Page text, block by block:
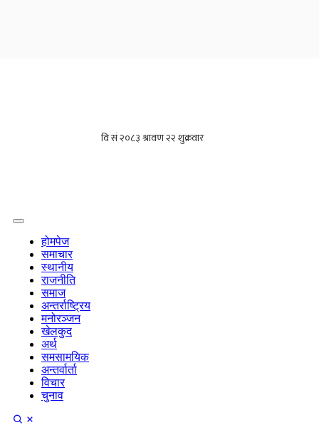
होमपेज
समाचार
स्थानीय
राजनीति
समाज
अन्तर्राष्ट्रिय
मनोरञ्जन
खेलकुद
अर्थ
समसामयिक
अन्तर्वार्ता
विचार
चुनाव